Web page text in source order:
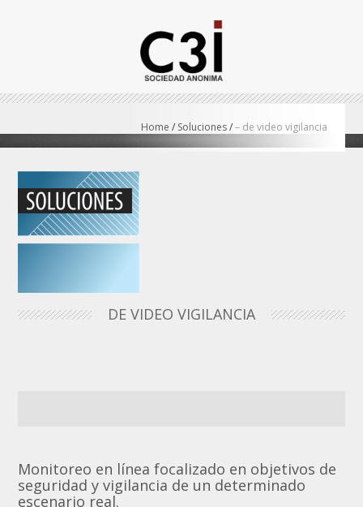
Home / Soluciones/– de video vigilancia
DE VIDEO VIGILANCIA
Monitoreo en línea focalizado en objetivos de
seguridad y vigilancia de un determinado
escenario real.